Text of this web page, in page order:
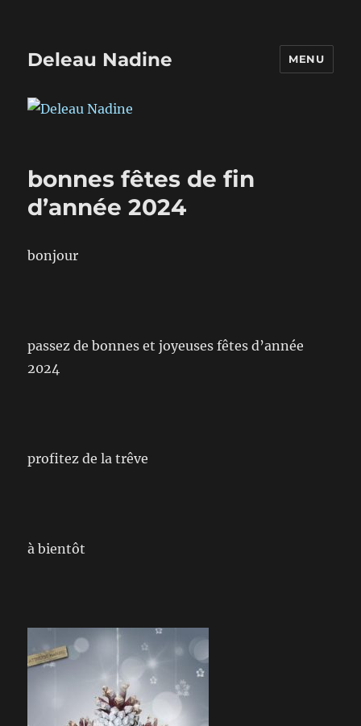
Deleau Nadine MENU
bonnes fêtes de fin
d’année 2024
bonjour
passez de bonnes et joyeuses fêtes d’année
2024
profitez de la trêve
à bientôt